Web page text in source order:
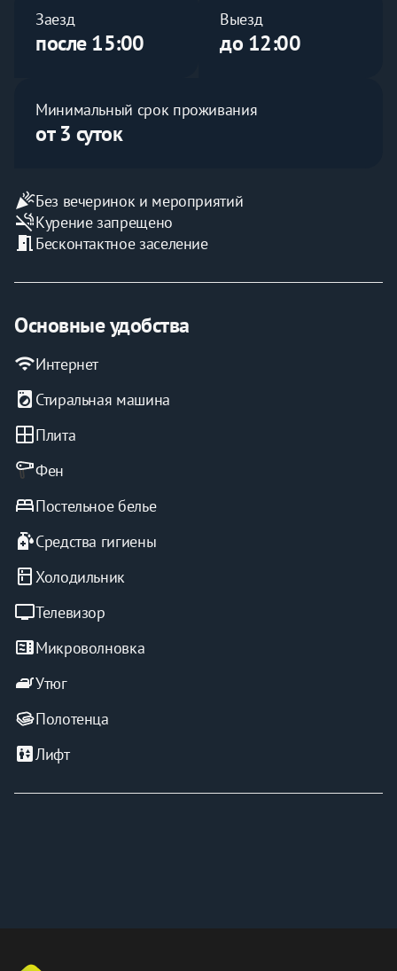
Заезд
после 15:00
Выезд
до 12:00
Минимальный срок проживания
от 3 суток
celebrationБез вечеринок и мероприятий
smoke_freeКурение запрещено
meeting_room Бесконтактное заселение
Основные удобства
wifiИнтернет
local_laundry_service Стиральная машина
windowПлита
Фен
bedПостельное белье
sanitizerСредства гигиены
kitchen Холодильник
tvТелевизор
microwaveМикроволновка
ironУтюг
Полотенца
elevatorЛифт